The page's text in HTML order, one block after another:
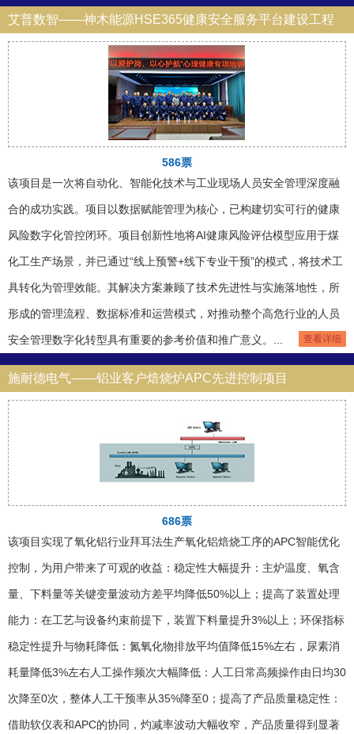
艾普数智——神木能源HSE365健康安全服务平台建设工程
586票
该项目是一次将自动化、智能化技术与工业现场人员安全管理深度融
合的成功实践。项目以数据赋能管理为核心，已构建切实可行的健康
风险数字化管控闭环。项目创新性地将AI健康风险评估模型应用于煤
化工生产场景，并已通过“线上预警+线下专业干预”的模式，将技术工
具转化为管理效能。其解决方案兼顾了技术先进性与实施落地性，所
形成的管理流程、数据标准和运营模式，对推动整个高危行业的人员
安全管理数字化转型具有重要的参考价值和推广意义。... 查看详细
施耐德电气——铝业客户焙烧炉APC先进控制项目
686票
该项目实现了氧化铝行业拜耳法生产氧化铝焙烧工序的APC智能优化
控制，为用户带来了可观的收益：稳定性大幅提升：主炉温度、氧含
量、下料量等关键变量波动方差平均降低50%以上；提高了装置处理
能力：在工艺与设备约束前提下，装置下料量提升3%以上；环保指标
稳定性提升与物耗降低：氮氧化物排放平均值降低15%左右，尿素消
耗量降低3%左右人工操作频次大幅降低：人工日常高频操作由日均30
次降至0次，整体人工干预率从35%降至0；提高了产品质量稳定性：
借助软仪表和APC的协同，灼减率波动大幅收窄，产品质量得到显著